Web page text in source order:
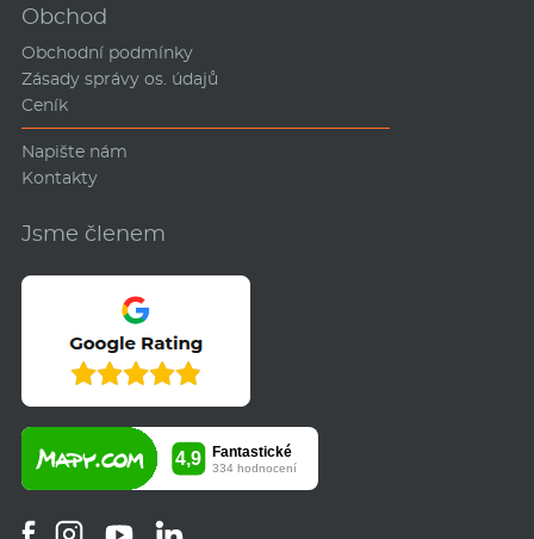
Obchod
Obchodní podmínky
Zásady správy os. údajů
Ceník
Napište nám
Kontakty
Jsme členem